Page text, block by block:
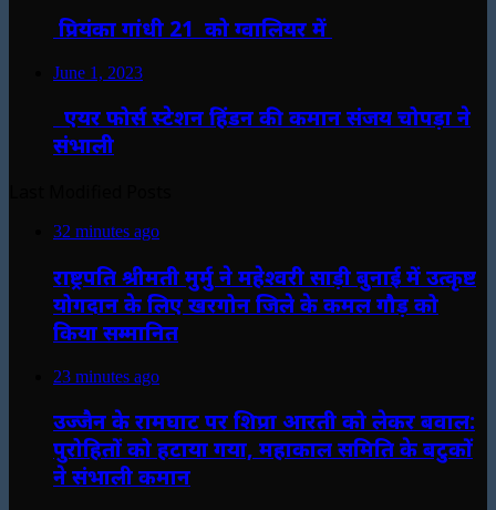
प्रियंका गांधी 21 को ग्वालियर में
June 1, 2023
एयर फोर्स स्टेशन हिंडन की कमान संजय चोपड़ा ने
संभाली
32 minutes ago
राष्ट्रपति श्रीमती मुर्मु ने महेश्वरी साड़ी बुनाई में उत्कृष्ट
योगदान के लिए खरगोन जिले के कमल गौड़ को
किया सम्मानित
23 minutes ago
उज्जैन के रामघाट पर शिप्रा आरती को लेकर बवाल:
पुरोहितों को हटाया गया, महाकाल समिति के बटुकों
ने संभाली कमान